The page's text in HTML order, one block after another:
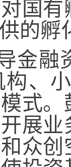
国
的孵
融资
、
式
展
众